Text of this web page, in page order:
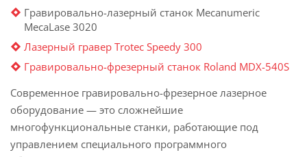
Гравировально-лазерный станок Mecanumeric
MecaLase 3020
Лазерный гравер Trotec Speedy 300
Гравировально-фрезерный станок Roland MDX-540S
Современное гравировально-фрезерное лазерное
оборудование — это сложнейшие
многофункциональные станки, работающие под
управлением специального программного